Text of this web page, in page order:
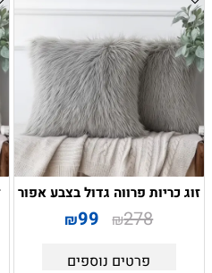
זוג כריות פרווה גדול בצבע אפור
₪278
₪99
פרטים נוספים